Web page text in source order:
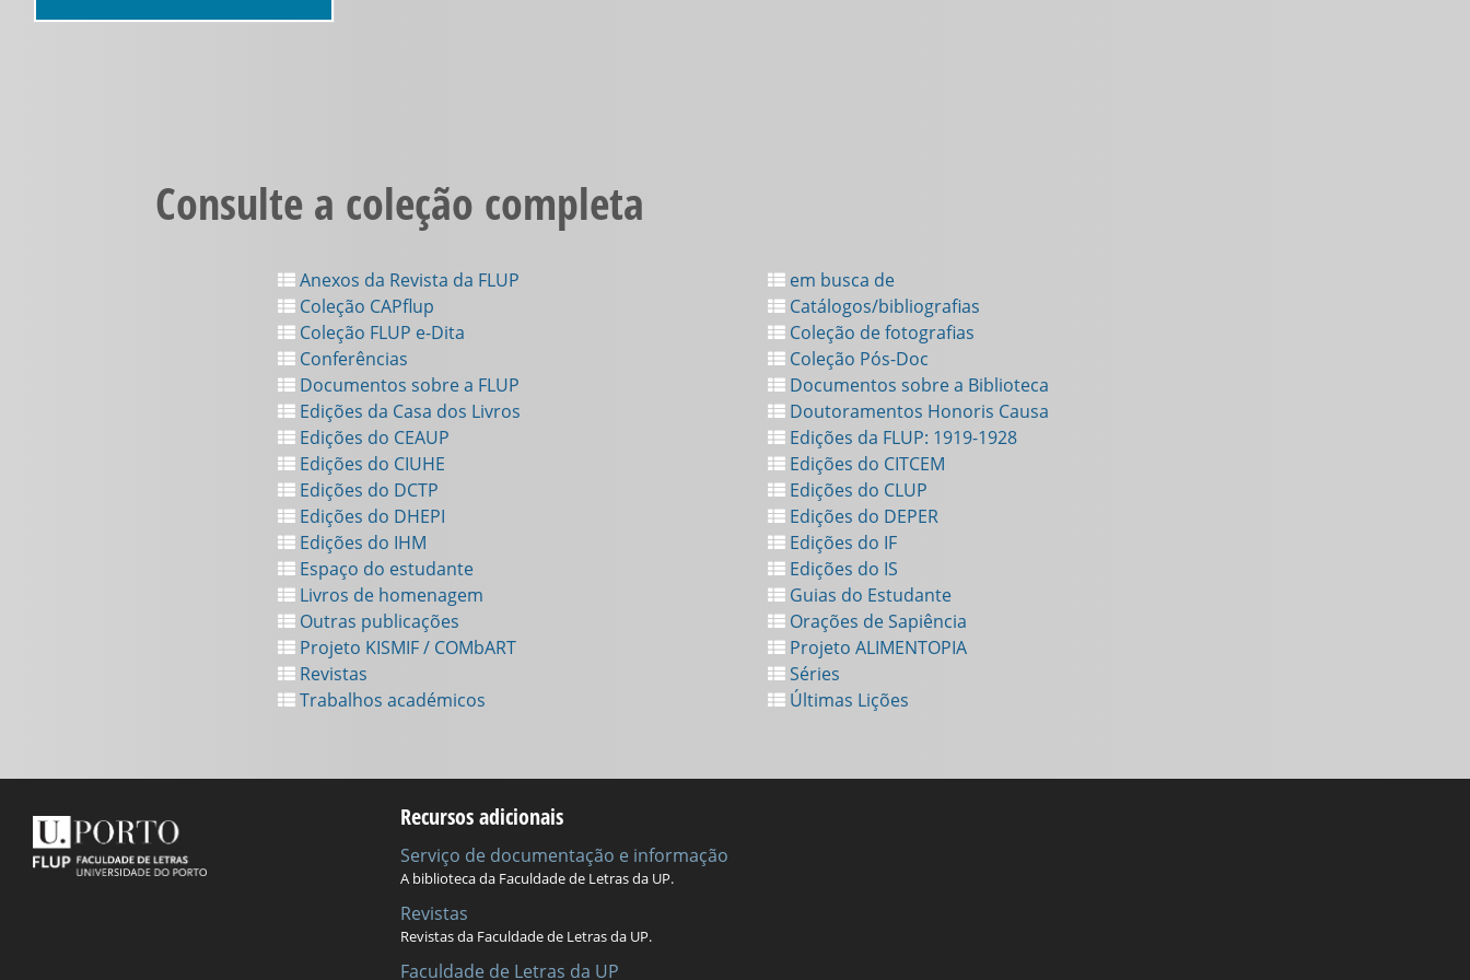
Consulte a coleção completa
Anexos da Revista da FLUP
Coleção CAPflup
Coleção FLUP e-Dita
Conferências
Documentos sobre a FLUP
Edições da Casa dos Livros
Edições do CEAUP
Edições do CIUHE
Edições do DCTP
Edições do DHEPI
Edições do IHM
Espaço do estudante
Livros de homenagem
Outras publicações
Projeto KISMIF / COMbART
Revistas
Trabalhos académicos
em busca de
Catálogos/bibliografias
Coleção de fotografias
Coleção Pós-Doc
Documentos sobre a Biblioteca
Doutoramentos Honoris Causa
Edições da FLUP: 1919-1928
Edições do CITCEM
Edições do CLUP
Edições do DEPER
Edições do IF
Edições do IS
Guias do Estudante
Orações de Sapiência
Projeto ALIMENTOPIA
Séries
Últimas Lições
Recursos adicionais
Serviço de documentação e informação
A biblioteca da Faculdade de Letras da UP.
Revistas
Revistas da Faculdade de Letras da UP.
Faculdade de Letras da UP